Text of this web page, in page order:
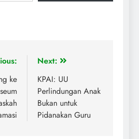
ke
Next:
KPAI: UU
Perlindungan Anak
Bukan untuk
Pidanakan Guru